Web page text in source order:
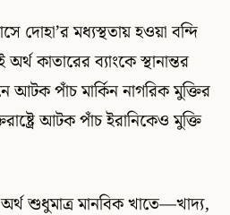
দোহা’র মধ্যস্থতায় হওয়া বন্দি
কাতারের ব্যাংকে স্থানান্তর
আটক পাঁচ মার্কিন নাগরিক মুক্তির
আটক পাঁচ ইরানিকেও মুক্তি
শুধুমাত্র মানবিক খাতে—খাদ্য,